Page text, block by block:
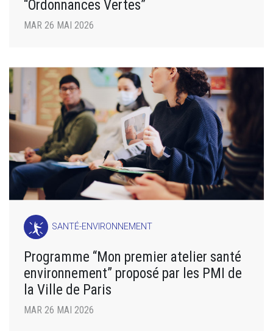
“Ordonnances Vertes”
MAR 26 MAI 2026
SANTÉ-ENVIRONNEMENT
Programme “Mon premier atelier santé
environnement” proposé par les PMI de
la Ville de Paris
MAR 26 MAI 2026